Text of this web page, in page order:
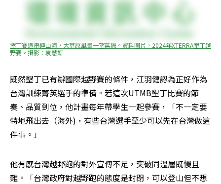
墾丁賽道串連山海，大草原風景一望無隙。資料圖片，2024年XTERRA墾丁越
野賽。攝影︰袁慧妍
既然墾丁已有辦國際越野賽的條件，江羽健認為正好作為
台灣訓練菁英選手的準備。若這次UTMB墾丁比賽的節
奏、品質到位，他計畫每年帶學生一起參賽，「不一定要
特地飛出去（海外)，有些台灣選手至少可以先在台灣做這
件事。」
他有感台灣越野跑的對外宣傳不足，突破同溫層既慢且
難。「台灣政府對越野跑的態度是封閉，可以登山但不想